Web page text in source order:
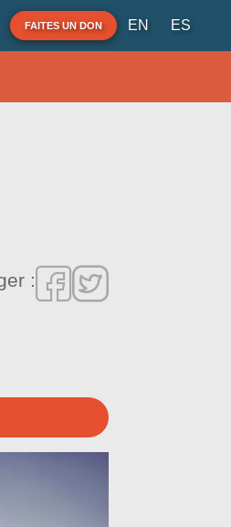
FAITES UN DON EN ES
: